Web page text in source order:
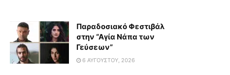
Παραδοσιακό Φεστιβάλ
στην “Αγία Νάπα των
Γεύσεων”
6 ΑΥΓΟΎΣΤΟΥ, 2026